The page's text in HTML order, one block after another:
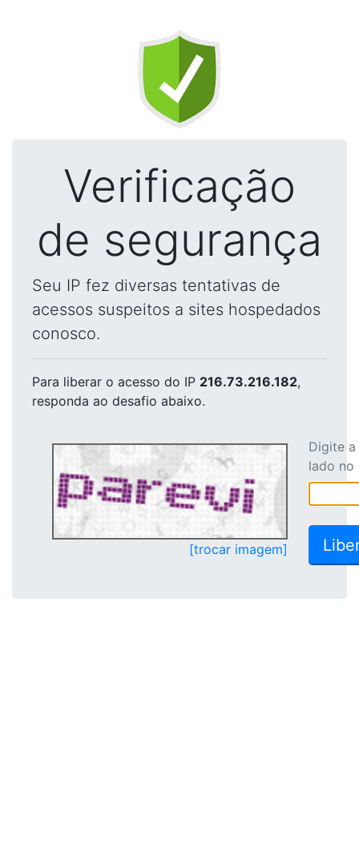
Verificação
de segurança
Seu IP fez diversas tentativas de
acessos suspeitos a sites hospedados
conosco.
Para liberar o acesso do IP 216.73.216.182,
responda ao desafio abaixo.
[trocar imagem]
Digite
lado no